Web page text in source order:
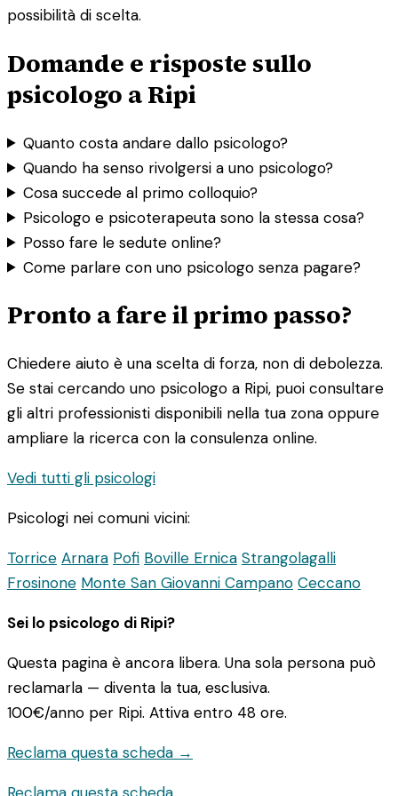
possibilità di scelta.
Domande e risposte sullo
psicologo a Ripi
Quanto costa andare dallo psicologo?
Quando ha senso rivolgersi a uno psicologo?
Cosa succede al primo colloquio?
Psicologo e psicoterapeuta sono la stessa cosa?
Posso fare le sedute online?
Come parlare con uno psicologo senza pagare?
Pronto a fare il primo passo?
Chiedere aiuto è una scelta di forza, non di debolezza.
Se stai cercando uno psicologo a Ripi, puoi consultare
gli altri professionisti disponibili nella tua zona oppure
ampliare la ricerca con la consulenza online.
Vedi tutti gli psicologi
Psicologi nei comuni vicini:
Torrice Arnara Pofi Boville Ernica Strangolagalli
Frosinone Monte San Giovanni Campano Ceccano
Sei lo psicologo di Ripi?
Questa pagina è ancora libera. Una sola persona può
reclamarla — diventa la tua, esclusiva.
100€/anno per Ripi. Attiva entro 48 ore.
Reclama questa scheda →